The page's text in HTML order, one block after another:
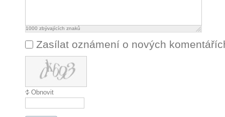
1000 zbývajících znaků
Zasílat oznámení o nových
Obnovit